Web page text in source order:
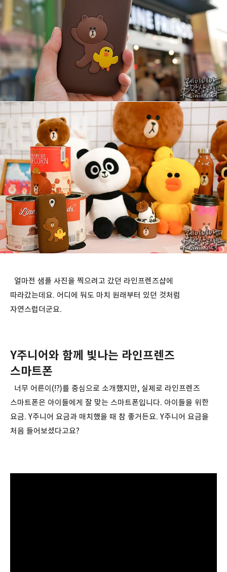
얼마전 샘플 사진을 찍으려고 갔던 라인프렌즈샵에
따라갔는데요. 어디에 둬도 마치 원래부터 있던 것처럼
자연스럽더군요.
Y주니어와 함께 빛나는 라인프렌즈
스마트폰
너무 어른이(!?)를 중심으로 소개했지만, 실제로 라인프렌즈
스마트폰은 아이들에게 잘 맞는 스마트폰입니다. 아이들을 위한
요금. Y주니어 요금과 매치했을 때 참 좋거든요. Y주니어 요금을
처음 들어보셨다고요?